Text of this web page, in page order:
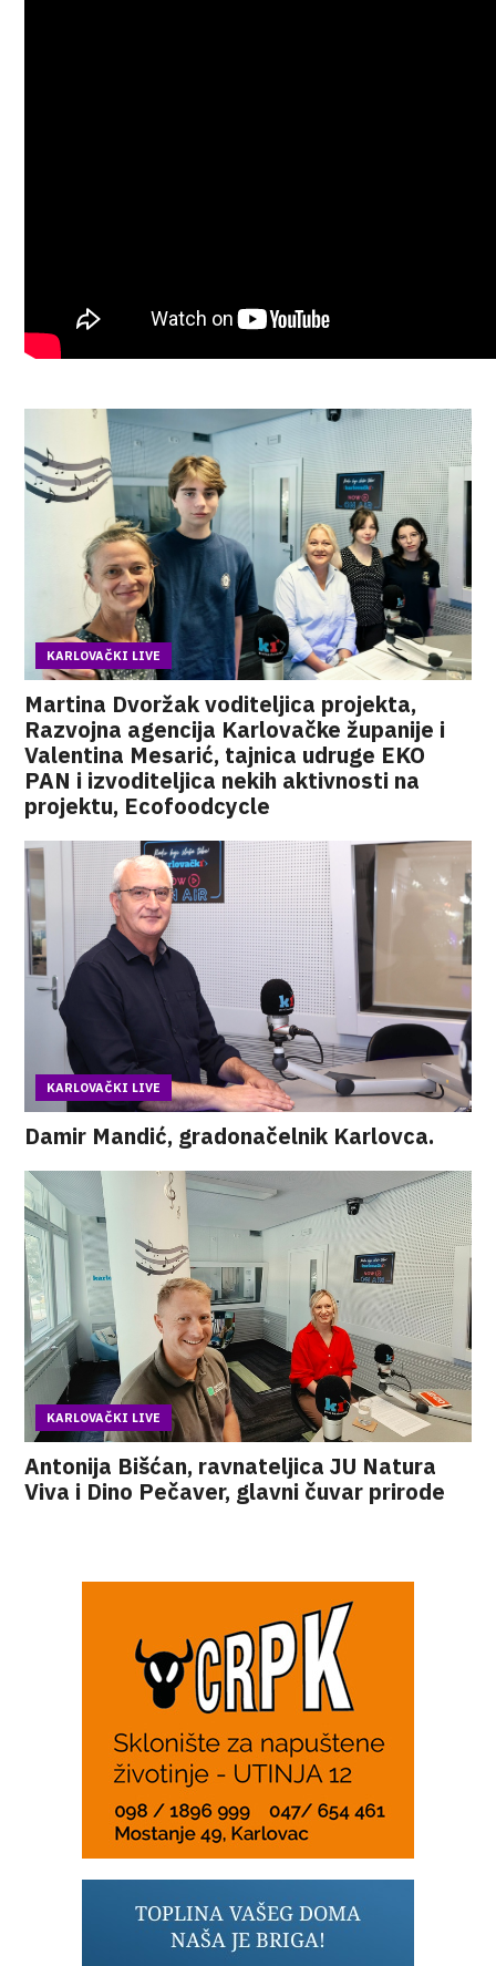
KARLOVAČKI LIVE
Martina Dvoržak voditeljica projekta,
Razvojna agencija Karlovačke županije i
Valentina Mesarić, tajnica udruge EKO
PAN i izvoditeljica nekih aktivnosti na
projektu, Ecofoodcycle
KARLOVAČKI LIVE
Damir Mandić, gradonačelnik Karlovca.
KARLOVAČKI LIVE
Antonija Bišćan, ravnateljica JU Natura
Viva i Dino Pečaver, glavni čuvar prirode